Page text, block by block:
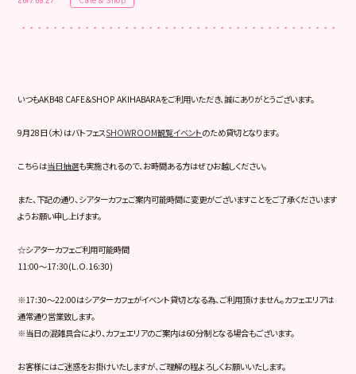
いつもAKB48 CAFE＆SHOP AKIHABARAをご利用いただき、誠にありがとうございます。
9月28日（木）はバトフェスSHOWROOM観覧イベントのため貸切となります。
こちらは当日抽選も実施されるので、お時間ある方はぜひお越しください。
また、下記の通り、シアターカフェご案内可能時間に変更がございますことをご了承くださいます
ようお願い申し上げます。
☆シアターカフェご利用可能時間
11:00～17:30(L.O.16:30)
※17:30～22:00はシアターカフェがイベント貸切となる為、ご利用頂けません。カフェエリアは
通常通り営業致します。
※当日の混雑具合により、カフェエリアのご案内は60分制となる場合もございます。
お客様にはご迷惑をお掛けいたしますが、ご理解の程よろしくお願いいたします。